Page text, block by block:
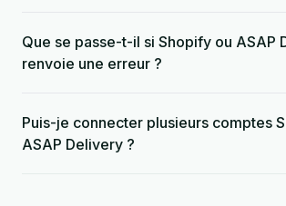
Que se passe-t-il si Shopify ou ASAP
renvoie une erreur ?
Puis-je connecter plusieurs comptes
ASAP Delivery ?